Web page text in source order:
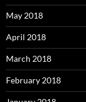
May 2018
April 2018
March 2018
February 2018